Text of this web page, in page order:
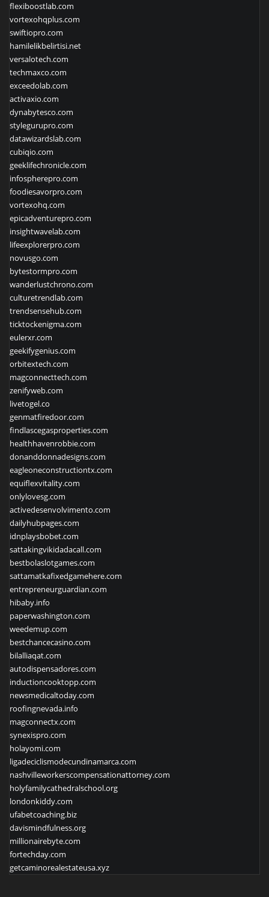
flexiboostlab.com
vortexohqplus.com
swiftiopro.com
hamilelikbelirtisi.net
versalotech.com
techmaxco.com
exceedolab.com
activaxio.com
dynabytesco.com
stylegurupro.com
datawizardslab.com
cubiqio.com
geeklifechronicle.com
infospherepro.com
foodiesavorpro.com
vortexohq.com
epicadventurepro.com
insightwavelab.com
lifeexplorerpro.com
novusgo.com
bytestormpro.com
wanderlustchrono.com
culturetrendlab.com
trendsensehub.com
ticktockenigma.com
eulerxr.com
geekifygenius.com
orbitextech.com
magconnecttech.com
zenifyweb.com
livetogel.co
genmatfiredoor.com
findlascegasproperties.com
healthhavenrobbie.com
donanddonnadesigns.com
eagleoneconstructiontx.com
equiflexvitality.com
onlylovesg.com
activedesenvolvimento.com
dailyhubpages.com
idnplaysbobet.com
sattakingvikidadacall.com
bestbolaslotgames.com
sattamatkafixedgamehere.com
entrepreneurguardian.com
hibaby.info
paperwashington.com
weedemup.com
bestchancecasino.com
bilalliaqat.com
autodispensadores.com
inductioncooktopp.com
newsmedicaltoday.com
roofingnevada.info
magconnectx.com
synexispro.com
holayomi.com
ligadeciclismodecundinamarca.com
nashvilleworkerscompensationattorney.com
holyfamilycathedralschool.org
londonkiddy.com
ufabetcoaching.biz
davismindfulness.org
millionairebyte.com
fortechday.com
getcaminorealestateusa.xyz